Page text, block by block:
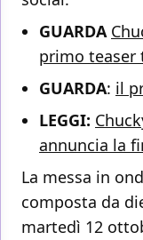
GUARDA
primo teaser
GUARDA: il
LEGGI:
annuncia la
La messa in
composta da
martedì 12